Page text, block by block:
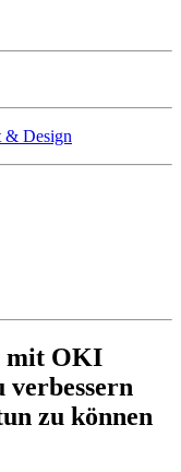
& Design
mit OKI
verbessern
zu können